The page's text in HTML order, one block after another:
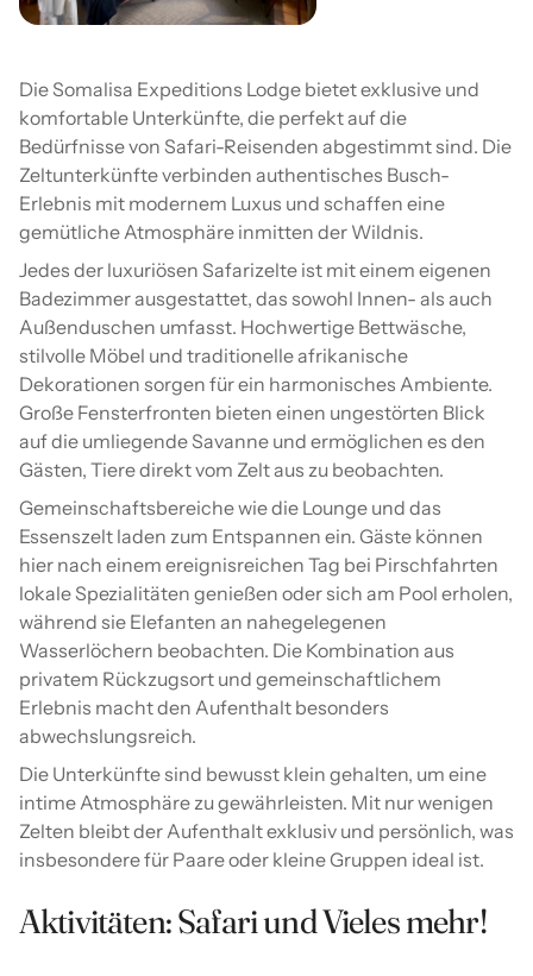
Die Somalisa Expeditions Lodge bietet exklusive und
komfortable Unterkünfte, die perfekt auf die
Bedürfnisse von Safari-Reisenden abgestimmt sind. Die
Zeltunterkünfte verbinden authentisches Busch-
Erlebnis mit modernem Luxus und schaffen eine
gemütliche Atmosphäre inmitten der Wildnis.
Jedes der luxuriösen Safarizelte ist mit einem eigenen
Badezimmer ausgestattet, das sowohl Innen- als auch
Außenduschen umfasst. Hochwertige Bettwäsche,
stilvolle Möbel und traditionelle afrikanische
Dekorationen sorgen für ein harmonisches Ambiente.
Große Fensterfronten bieten einen ungestörten Blick
auf die umliegende Savanne und ermöglichen es den
Gästen, Tiere direkt vom Zelt aus zu beobachten.
Gemeinschaftsbereiche wie die Lounge und das
Essenszelt laden zum Entspannen ein. Gäste können
hier nach einem ereignisreichen Tag bei Pirschfahrten
lokale Spezialitäten genießen oder sich am Pool erholen,
während sie Elefanten an nahegelegenen
Wasserlöchern beobachten. Die Kombination aus
privatem Rückzugsort und gemeinschaftlichem
Erlebnis macht den Aufenthalt besonders
abwechslungsreich.
Die Unterkünfte sind bewusst klein gehalten, um eine
intime Atmosphäre zu gewährleisten. Mit nur wenigen
Zelten bleibt der Aufenthalt exklusiv und persönlich, was
insbesondere für Paare oder kleine Gruppen ideal ist.
Aktivitäten: Safari und Vieles mehr!